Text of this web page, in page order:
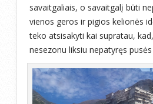
savaitgaliais, o savaitgalį būti
vienos geros ir pigios kelionės
teko atsisakyti kai supratau,
nesezonu liksiu nepatyręs